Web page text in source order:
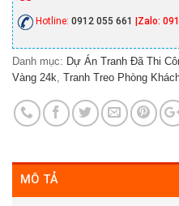
Hotline: 0912 055 661 |Zalo:
Danh mục: Dự Án Tranh Đã Thi
Vàng 24k Tranh Treo Phòng
MÔ TẢ